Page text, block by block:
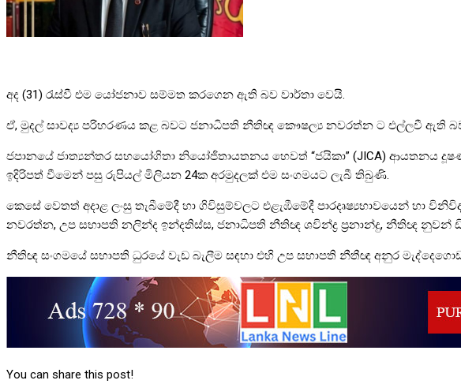
අද (31) රැස්වී එම යෝජනාව සම්මත කරගෙන ඇති බව වාර්තා වෙයි.
ඒ, මුදල් සාවද්‍ය පරිහරණය කළ බවට ජනාධිපති නීතිඥ කෞෂල්‍ය නවරත්න ට එල්ලවී ඇති
ජපානයේ ජාත්‍යන්තර සහයෝගිතා නියෝජිතායතනය හෙවත් “ජයිකා” (JICA) ආයතනය දූෂණ
ඉදිරිපත් වීමෙන් පසු රුපියල් මිලියන 24ක අරමුදලක් එම සංගමයට ලැබී තිබුණි.
කෙසේ වෙතත් අදාළ ලංසු තැබීමේදී හා ගිවිසුම්වලට එළැඹීමේදී පාරදෘෂ්‍යභාවයෙන්
නවරත්න, උප සභාපති නලින්ද ඉන්දතිස්ස, ජනාධිපති නීතිඥ ශවින්ද්‍ර ප්‍රනාන්දු, නීතිඥ
නීතිඥ සංගමයේ සභාපති ධුරයේ වැඩ බැලීම සඳහා එහි උප සභාපති නීතීඥ අනුර
You can share this post!